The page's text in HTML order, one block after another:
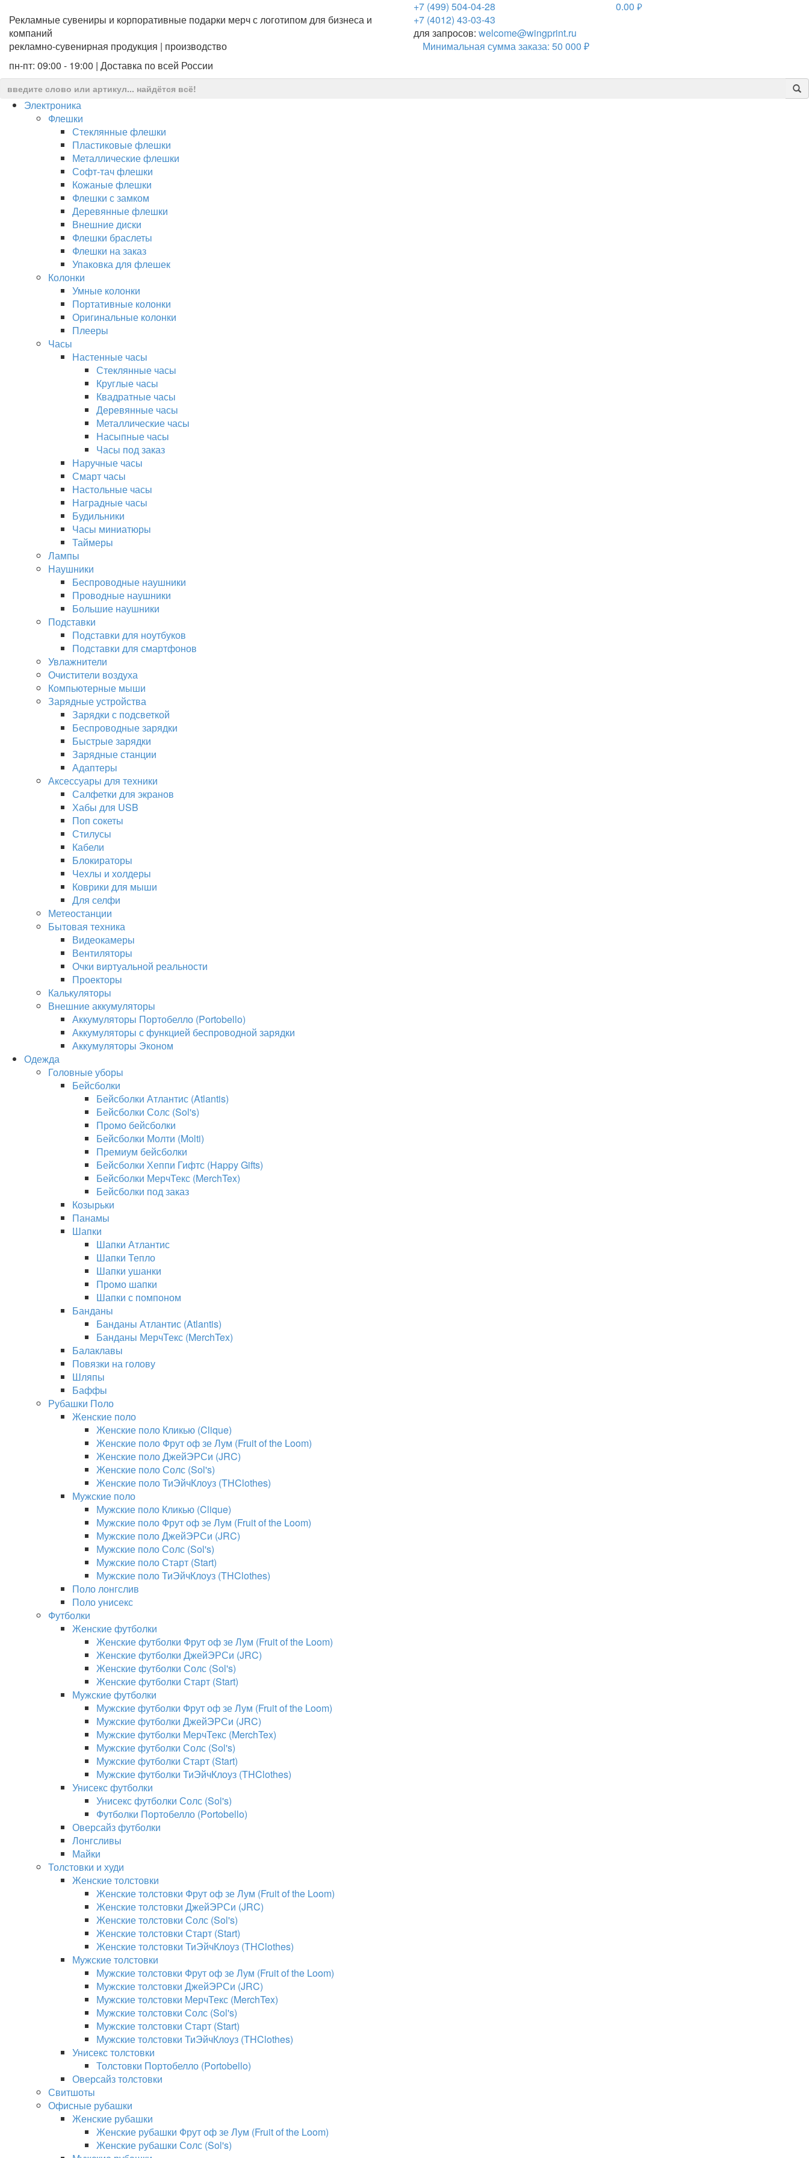
Рекламные сувениры и корпоративные подарки мерч с логотипом для бизнеса и
компаний
рекламно-сувенирная продукция | производство
пн-пт: 09:00 - 19:00 | Доставка по всей России
+7 (499) 504-04-28
+7 (4012) 43-03-43
для запросов: welcome@wingprint.ru
Минимальная сумма заказа: 50 000 ₽
0.00 руб.
Электроника
Флешки
Стеклянные флешки
Пластиковые флешки
Металлические флешки
Софт-тач флешки
Кожаные флешки
Флешки с замком
Деревянные флешки
Внешние диски
Флешки браслеты
Флешки на заказ
Упаковка для флешек
Колонки
Умные колонки
Портативные колонки
Оригинальные колонки
Плееры
Часы
Настенные часы
Стеклянные часы
Круглые часы
Квадратные часы
Деревянные часы
Металлические часы
Насыпные часы
Часы под заказ
Наручные часы
Смарт часы
Настольные часы
Наградные часы
Будильники
Часы миниатюры
Таймеры
Лампы
Наушники
Беспроводные наушники
Проводные наушники
Большие наушники
Подставки
Подставки для ноутбуков
Подставки для смартфонов
Увлажнители
Очистители воздуха
Компьютерные мыши
Зарядные устройства
Зарядки с подсветкой
Беспроводные зарядки
Быстрые зарядки
Зарядные станции
Адаптеры
Аксессуары для техники
Салфетки для экранов
Хабы для USB
Поп сокеты
Стилусы
Кабели
Блокираторы
Чехлы и холдеры
Коврики для мыши
Для селфи
Метеостанции
Бытовая техника
Видеокамеры
Вентиляторы
Очки виртуальной реальности
Проекторы
Калькуляторы
Внешние аккумуляторы
Аккумуляторы Портобелло (Portobello)
Аккумуляторы с функцией беспроводной зарядки
Аккумуляторы Эконом
Одежда
Головные уборы
Бейсболки
Бейсболки Атлантис (Atlantis)
Бейсболки Солс (Sol's)
Промо бейсболки
Бейсболки Молти (Molti)
Премиум бейсболки
Бейсболки Хеппи Гифтс (Happy Gifts)
Бейсболки МерчТекс (MerchTex)
Бейсболки под заказ
Козырьки
Панамы
Шапки
Шапки Атлантис
Шапки Тепло
Шапки ушанки
Промо шапки
Шапки с помпоном
Банданы
Банданы Атлантис (Atlantis)
Банданы МерчТекс (MerchTex)
Балаклавы
Повязки на голову
Шляпы
Баффы
Рубашки Поло
Женские поло
Женские поло Кликью (Clique)
Женские поло Фрут оф зе Лум (Fruit of the Loom)
Женские поло ДжейЭРСи (JRC)
Женские поло Солс (Sol's)
Женские поло ТиЭйчКлоуз (THClothes)
Мужские поло
Мужские поло Кликью (Clique)
Мужские поло Фрут оф зе Лум (Fruit of the Loom)
Мужские поло ДжейЭРСи (JRC)
Мужские поло Солс (Sol's)
Мужские поло Старт (Start)
Мужские поло ТиЭйчКлоуз (THClothes)
Поло лонгслив
Поло унисекс
Футболки
Женские футболки
Женские футболки Фрут оф зе Лум (Fruit of the Loom)
Женские футболки ДжейЭРСи (JRC)
Женские футболки Солс (Sol's)
Женские футболки Старт (Start)
Мужские футболки
Мужские футболки Фрут оф зе Лум (Fruit of the Loom)
Мужские футболки ДжейЭРСи (JRC)
Мужские футболки МерчТекс (MerchTex)
Мужские футболки Солс (Sol's)
Мужские футболки Старт (Start)
Мужские футболки ТиЭйчКлоуз (THClothes)
Унисекс футболки
Унисекс футболки Солс (Sol's)
Футболки Портобелло (Portobello)
Оверсайз футболки
Лонгсливы
Майки
Толстовки и худи
Женские толстовки
Женские толстовки Фрут оф зе Лум (Fruit of the Loom)
Женские толстовки ДжейЭРСи (JRC)
Женские толстовки Солс (Sol's)
Женские толстовки Старт (Start)
Женские толстовки ТиЭйчКлоуз (THClothes)
Мужские толстовки
Мужские толстовки Фрут оф зе Лум (Fruit of the Loom)
Мужские толстовки ДжейЭРСи (JRC)
Мужские толстовки МерчТекс (MerchTex)
Мужские толстовки Солс (Sol's)
Мужские толстовки Старт (Start)
Мужские толстовки ТиЭйчКлоуз (THClothes)
Унисекс толстовки
Толстовки Портобелло (Portobello)
Оверсайз толстовки
Свитшоты
Офисные рубашки
Женские рубашки
Женские рубашки Фрут оф зе Лум (Fruit of the Loom)
Женские рубашки Солс (Sol's)